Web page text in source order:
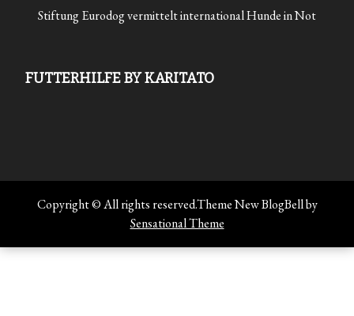
Stiftung Eurodog vermittelt international Hunde in Not
FUTTERHILFE BY KARITATO
Copyright © All rights reserved.Theme New BlogBell by
Sensational Theme